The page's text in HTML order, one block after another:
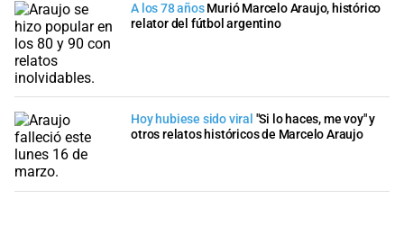
A los 78 años Murió Marcelo Araujo, histórico
relator del fútbol argentino
Hoy hubiese sido viral "Si lo haces, me voy" y
otros relatos históricos de Marcelo Araujo